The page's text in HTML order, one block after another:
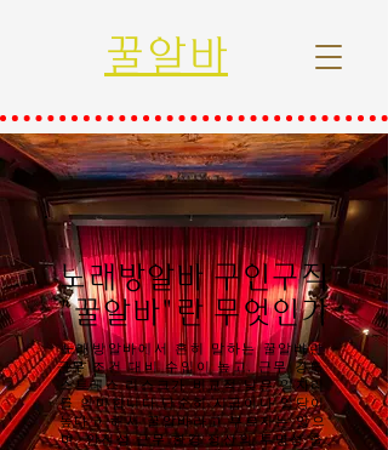
꿀알바
노래방알바 구인구직
"꿀알바"란 무엇인가
노래방알바에서 흔히 말하는 꿀알바란
근무 조건 대비 수입이 높고, 근무 강도·
스트레스·리스크가 비교적 낮은 일자리
를 의미합니다.단순히 시급이나 일당이
높다고 해서 꿀알바라고 부르지는 않으
며, 안전성·근무 환경·정산의 투명성·출